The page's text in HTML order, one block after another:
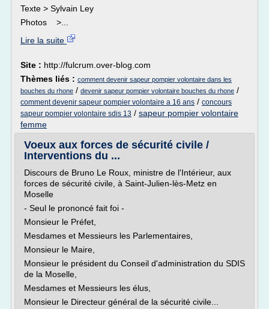
Texte > Sylvain Ley
Photos >...
Lire la suite
Site : http://fulcrum.over-blog.com
Thèmes liés : comment devenir sapeur pompier volontaire dans les
bouches du rhone / devenir sapeur pompier volontaire bouches du rhone /
comment devenir sapeur pompier volontaire a 16 ans / concours
sapeur pompier volontaire sdis 13 / sapeur pompier volontaire
femme
Voeux aux forces de sécurité civile /
Interventions du ...
Discours de Bruno Le Roux, ministre de l'Intérieur, aux
forces de sécurité civile, à Saint-Julien-lès-Metz en
Moselle
- Seul le prononcé fait foi -
Monsieur le Préfet,
Mesdames et Messieurs les Parlementaires,
Monsieur le Maire,
Monsieur le président du Conseil d'administration du SDIS
de la Moselle,
Mesdames et Messieurs les élus,
Monsieur le Directeur général de la sécurité civile...